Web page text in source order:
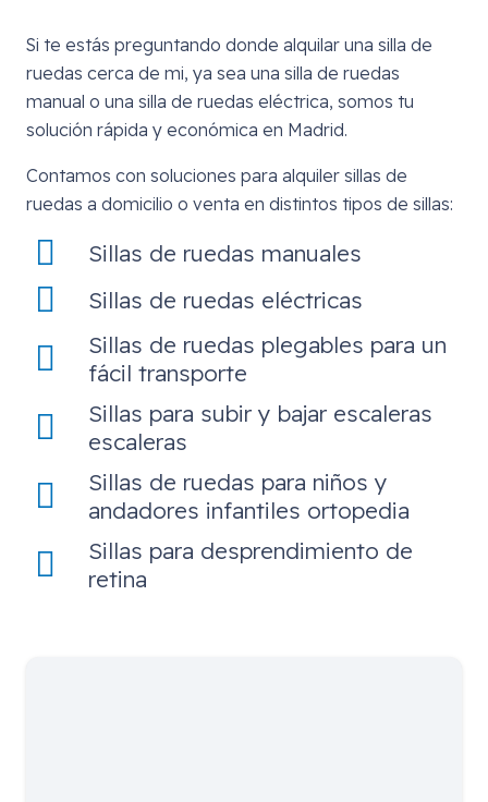
Si te estás preguntando donde alquilar una silla de
ruedas cerca de mi, ya sea una silla de ruedas
manual o una silla de ruedas eléctrica, somos tu
solución rápida y económica en Madrid.
Contamos con soluciones para alquiler sillas de
ruedas a domicilio o venta en distintos tipos de sillas:
Sillas de ruedas manuales
Sillas de ruedas eléctricas
Sillas de ruedas plegables para un
fácil transporte
Sillas para subir y bajar escaleras
escaleras
Sillas de ruedas para niños y
andadores infantiles ortopedia
Sillas para desprendimiento de
retina